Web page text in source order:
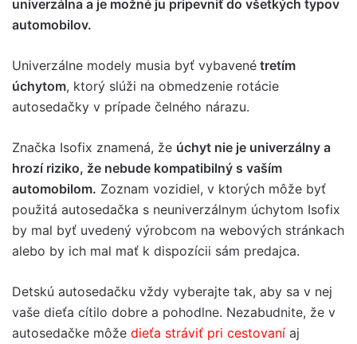
univerzálna a je možné ju pripevniť do všetkých typov
automobilov.
Univerzálne modely musia byť vybavené tretím
úchytom, ktorý slúži na obmedzenie rotácie
autosedačky v prípade čelného nárazu.
Značka Isofix znamená, že úchyt nie je univerzálny a
hrozí riziko, že nebude kompatibilný s vaším
automobilom. Zoznam vozidiel, v ktorých môže byť
použitá autosedačka s neuniverzálnym úchytom Isofix
by mal byť uvedený výrobcom na webových stránkach
alebo by ich mal mať k dispozícii sám predajca.
Detskú autosedačku vždy vyberajte tak, aby sa v nej
vaše dieťa cítilo dobre a pohodlne. Nezabudnite, že v
autosedačke môže dieťa stráviť pri cestovaní aj